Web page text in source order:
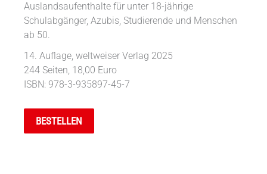
Auslandsaufenthalte für unter 18-jährige
Schulabgänger, Azubis, Studierende und Menschen
ab 50.
14. Auflage, weltweiser Verlag 2025
244 Seiten, 18,00 Euro
ISBN: 978-3-935897-45-7
BESTELL­EN